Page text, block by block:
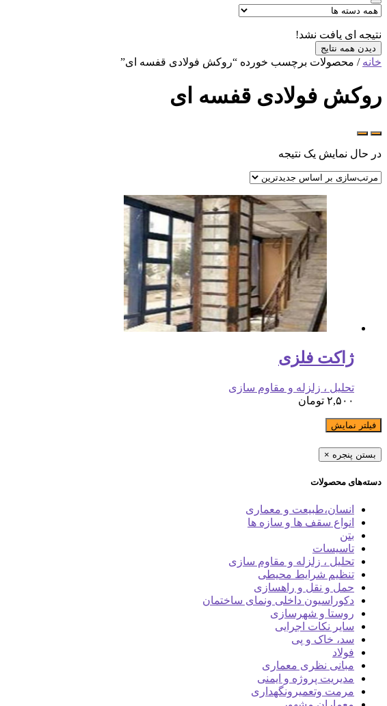
نتیجه ای یافت نشد!
دیدن همه نتایج
خانه / محصولات برچسب خورده “روکش فولادی قفسه ای”
روکش فولادی قفسه ای
در حال نمایش یک نتیجه
ژاکت فلزی
تحلیل ، زلزله و مقاوم سازی
۲,۵۰۰ تومان
فیلتر نمایش
بستن پنجره ×
دسته‌های محصولات
انسان،طبیعت و معماری
انواع سقف ها و سازه ها
بتن
تاسیسات
تحلیل ، زلزله و مقاوم سازی
تنظیم شرایط محیطی
حمل و نقل و راهسازی
دکوراسیون داخلی ونمای ساختمان
روستا و شهرسازی
سایر نکات اجرایی
سد، خاک و پی
فولاد
مبانی نظری معماری
مدیریت پروژه و ایمنی
مرمت وتعمیرونگهداری